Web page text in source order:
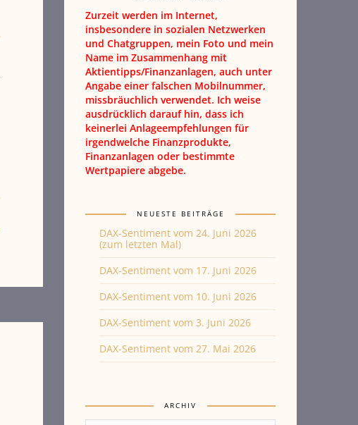
Zurzeit werden im Internet,
insbesondere in sozialen Netzwerken
und Chatgruppen, mein Foto und mein
Name im Zusammenhang mit
Aktientipps/Finanzanlagen, auch unter
Angabe einer falschen Mobilnummer,
missbräuchlich verwendet. Ich weise
ausdrücklich darauf hin, dass ich
keinerlei Anlageempfehlungen für
irgendwelche Finanzprodukte,
Finanzanlagen oder bestimmte
Wertpapiere abgebe.
NEUESTE BEITRÄGE
DAX-Sentiment vom 24. Juni 2026
(zum letzten Mal)
DAX-Sentiment vom 17. Juni 2026
DAX-Sentiment vom 10. Juni 2026
DAX-Sentiment vom 3. Juni 2026
DAX-Sentiment vom 27. Mai 2026
ARCHIV